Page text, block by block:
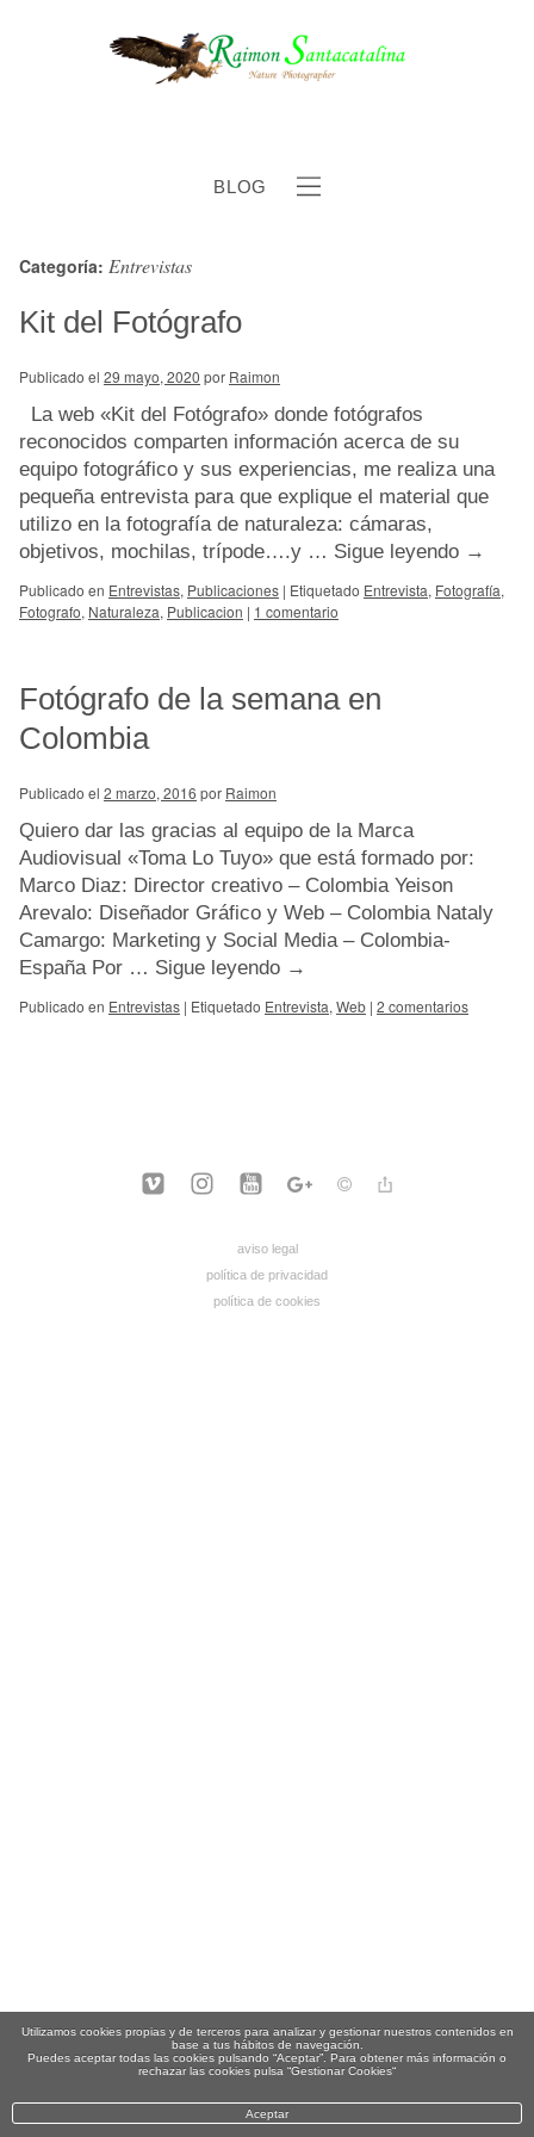
BLOG
Categoría: Entrevistas
Kit del Fotógrafo
Publicado el 29 mayo, 2020 por Raimon
La web «Kit del Fotógrafo» donde fotógrafos
reconocidos comparten información acerca de su
equipo fotográfico y sus experiencias, me realiza una
pequeña entrevista para que explique el material que
utilizo en la fotografía de naturaleza: cámaras,
objetivos, mochilas, trípode….y … Sigue leyendo →
Publicado en Entrevistas, Publicaciones | Etiquetado Entrevista, Fotografía,
Fotografo, Naturaleza, Publicacion | 1 comentario
Fotógrafo de la semana en
Colombia
Publicado el 2 marzo, 2016 por Raimon
Quiero dar las gracias al equipo de la Marca
Audiovisual «Toma Lo Tuyo» que está formado por:
Marco Diaz: Director creativo – Colombia Yeison
Arevalo: Diseñador Gráfico y Web – Colombia Nataly
Camargo: Marketing y Social Media – Colombia-
España Por … Sigue leyendo →
Publicado en Entrevistas | Etiquetado Entrevista, Web | 2 comentarios
aviso legal
política de privacidad
política de cookies
Utilizamos cookies propias y de terceros para analizar y gestionar nuestros contenidos en
base a tus hábitos de navegación.
Puedes aceptar todas las cookies pulsando “Aceptar”. Para obtener más información o
rechazar las cookies pulsa “Gestionar Cookies“
Aceptar